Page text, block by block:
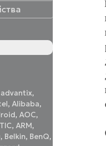
advantix,
,Alibaba,
,AOC,
,ARM,
, Belkin, BenQ,